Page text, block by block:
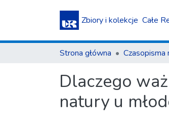
Zbiory i kolekcje Całe
Strona główna
Dlaczego
natury u